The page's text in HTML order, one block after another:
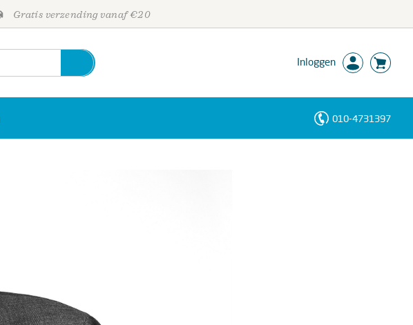
Gratis verzending vanaf €20
Inloggen
010-4731397
Personen